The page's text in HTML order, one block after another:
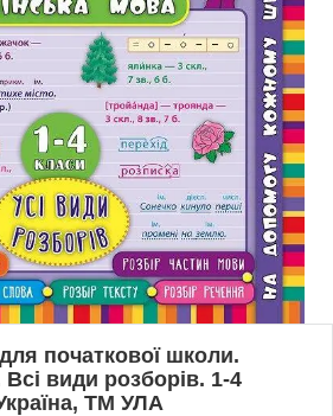
початкової школи.
види розборів. 1-4
ТМ УЛА